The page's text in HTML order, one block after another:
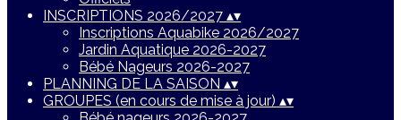
INSCRIPTIONS 2026/2027 ▴▾
Inscriptions Aquabike 2026/2027
Jardin Aquatique 2026-2027
Bébé Nageurs 2026-2027
PLANNING DE LA SAISON ▴▾
GROUPES (en cours de mise à jour) ▴▾